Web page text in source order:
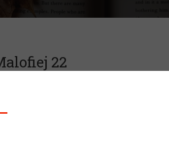
22
Internacionales de
de Navarra
de las 328 páginas del libro, se puede
artículos y entrevistas, entre otras una sobre la
Fernando G. Baptista en una entrevista de Javier